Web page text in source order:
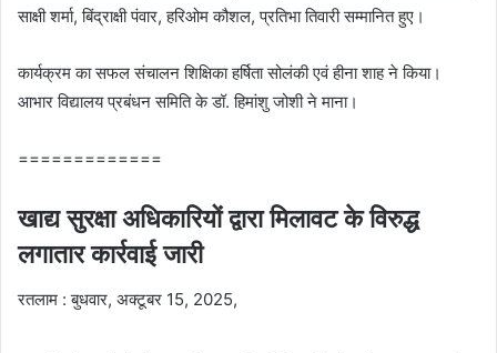
साक्षी शर्मा, बिंद्राक्षी पंवार, हरिओम कौशल, प्रतिभा तिवारी सम्मानित हुए।
कार्यक्रम का सफल संचालन शिक्षिका हर्षिता सोलंकी एवं हीना शाह ने किया।
आभार विद्यालय प्रबंधन समिति के डॉ. हिमांशु जोशी ने माना।
=============
खाद्य सुरक्षा अधिकारियों द्वारा मिलावट के विरुद्ध
लगातार कार्रवाई जारी
रतलाम : बुधवार, अक्टूबर 15, 2025,